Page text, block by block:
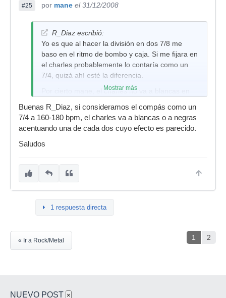
#25 por mane el 31/12/2008
R_Diaz escribió:
Yo es que al hacer la división en dos 7/8 me
baso en el ritmo de bombo y caja. Si me fijara en
el charles probablemente lo contaría como un
7/4, quizá ahí esté la diferencia.
Por cierto mane, el charles no va a blancas en
Mostrar más
Buenas R_Diaz, si consideramos el compás como un
7/4 a 160-180 bpm, el charles va a blancas o a negras
acentuando una de cada dos cuyo efecto es parecido.
Saludos
1 respuesta directa
1 2
« Ir a Rock/Metal
NUEVO POST ×